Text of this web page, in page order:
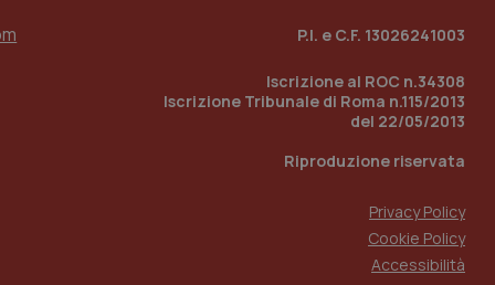
P.I. e C.F. 13026241003
Iscrizione al ROC n.34308
Iscrizione Tribunale di Roma n.115/2013
del 22/05/2013
Riproduzione riservata
Privacy Policy
Cookie Policy
Accessibilità
per abilitare il
con identity